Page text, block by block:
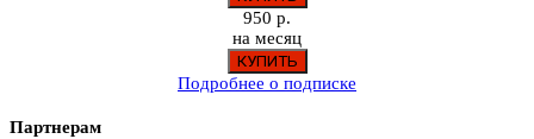
950 р.
на месяц
Подробнее о подписке
Партнерам